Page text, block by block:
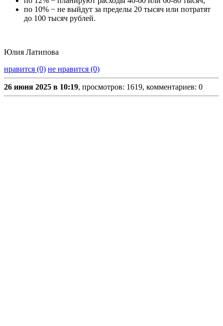
по 10% − не выйдут за пределы 20 тысяч или потратят
до 100 тысяч рублей.
Юлия Латипова
нравится (0) не нравится (0)
26 июня 2025 в 10:19, просмотров: 1619, комментариев: 0